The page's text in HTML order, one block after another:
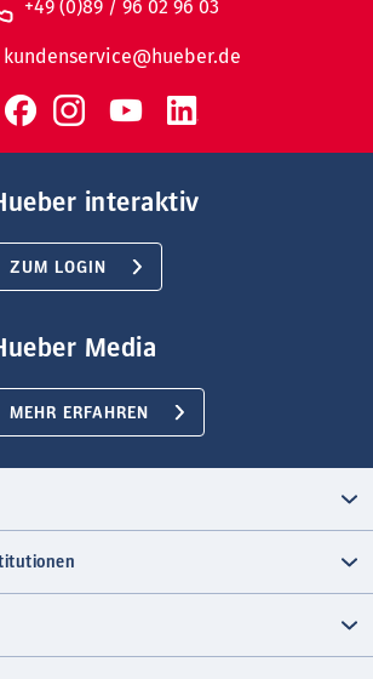
+49 (0)89 / 96 02 96 03
kundenservice@hueber.de
interaktiv
ZUM LOGIN
Media
MEHR ERFAHREN